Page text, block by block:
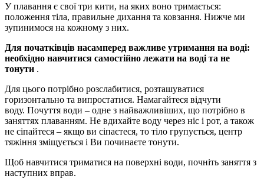
У плавання є свої три кити, на яких воно тримається:
положення тіла, правильне дихання та ковзання. Нижче ми
зупинимося на кожному з них.
Для початківців насамперед важливе утримання на воді:
необхідно навчитися самостійно лежати на воді та не
тонути .
Для цього потрібно розслабитися, розташуватися
горизонтально та випростатися. Намагайтеся відчути
воду. Почуття води – одне з найважливіших, що потрібно в
заняттях плаванням. Не вдихайте воду через ніс і рот, а також
не сіпайтеся – якщо ви сіпаєтеся, то тіло групується, центр
тяжіння зміщується і Ви починаєте тонути.
Щоб навчитися триматися на поверхні води, почніть заняття з
наступних вправ.